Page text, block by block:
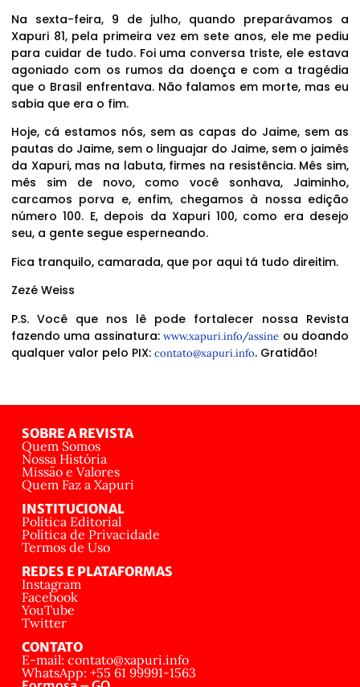
Na sexta-feira, 9 de julho, quando preparávamos a
Xapuri 81, pela primeira vez em sete anos, ele me pediu
para cuidar de tudo. Foi uma conversa triste, ele estava
agoniado com os rumos da doença e com a tragédia
que o Brasil enfrentava. Não falamos em morte, mas eu
sabia que era o fim.
Hoje, cá estamos nós, sem as capas do Jaime, sem as
pautas do Jaime, sem o linguajar do Jaime, sem o jaimês
da Xapuri, mas na labuta, firmes na resistência. Mês sim,
mês sim de novo, como você sonhava, Jaiminho,
carcamos porva e, enfim, chegamos à nossa edição
número 100. E, depois da Xapuri 100, como era desejo
seu, a gente segue esperneando.
Fica tranquilo, camarada, que por aqui tá tudo direitim.
Zezé Weiss
P.S. Você que nos lê pode fortalecer nossa Revista
fazendo uma assinatura:www.xapuri.info/assine ou doando
qualquer valor pelo PIX: contato@xapuri.info. Gratidão!
SOBRE A REVISTA
Quem Somos
Nossa História
Missão e Valores
Quem Faz a Xapuri
INSTITUCIONAL
Política Editorial
Política de Privacidade
Termos de Uso
REDES E PLATAFORMAS
Instagram
Facebook
YouTube
Twitter
CONTATO
E-mail: contato@xapuri.info
WhatsApp: +55 61 99991-1563